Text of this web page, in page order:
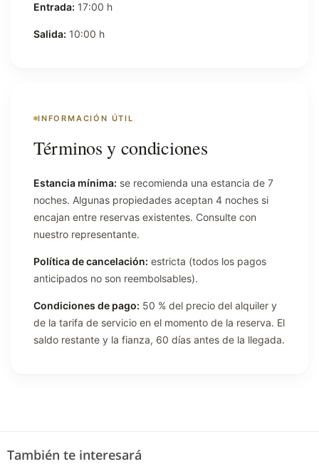
Entrada: 17:00 h
Salida: 10:00 h
INFORMACIÓN ÚTIL
Términos y condiciones
Estancia mínima: se recomienda una estancia de 7
noches. Algunas propiedades aceptan 4 noches si
encajan entre reservas existentes. Consulte con
nuestro representante.
Política de cancelación: estricta (todos los pagos
anticipados no son reembolsables).
Condiciones de pago: 50 % del precio del alquiler y
de la tarifa de servicio en el momento de la reserva. El
saldo restante y la fianza, 60 días antes de la llegada.
También te interesará